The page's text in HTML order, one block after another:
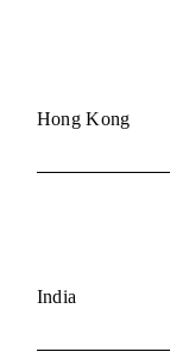
Hong Kong
India